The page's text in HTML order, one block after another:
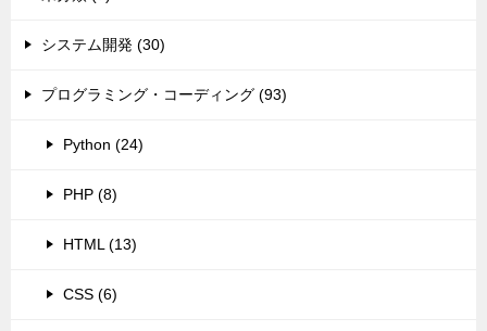
システム開発 (30)
プログラミング・コーディング (93)
Python (24)
PHP (8)
HTML (13)
CSS (6)